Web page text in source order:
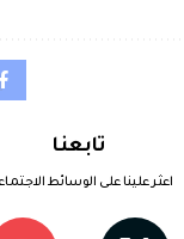
تابعنا
اعثر علينا على الوسائط